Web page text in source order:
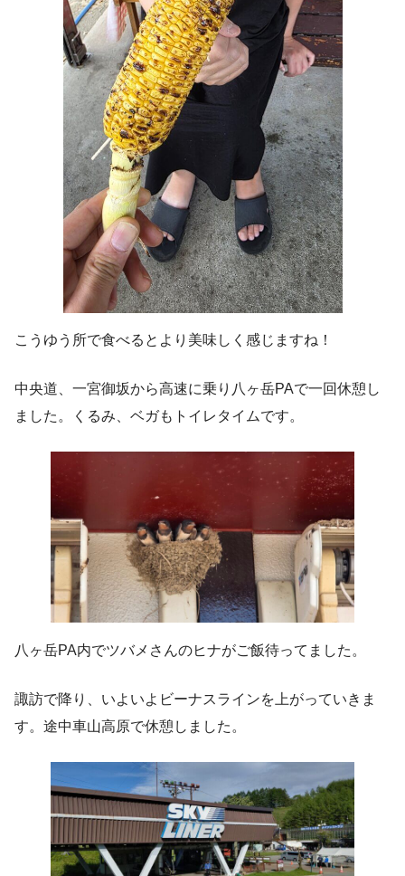
こうゆう所で食べるとより美味しく感じますね！
中央道、一宮御坂から高速に乗り八ヶ岳PAで一回休憩し
ました。くるみ、ベガもトイレタイムです。
八ヶ岳PA内でツバメさんのヒナがご飯待ってました。
諏訪で降り、いよいよビーナスラインを上がっていきま
す。途中車山高原で休憩しました。